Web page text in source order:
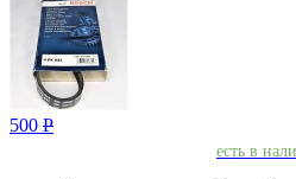
500 Р
есть в